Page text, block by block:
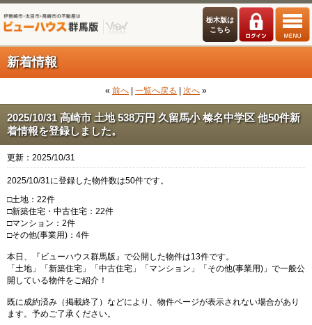
栃木版は
こちら
新着情報
« 前へ 一覧へ戻る 次へ »
2025/10/31 高崎市 土地 538万円 久留馬小 榛名中学区 他50件新
着情報を登録しました。
更新：2025/10/31
2025/10/31に登録した物件数は50件です。
□土地：22件
□新築住宅・中古住宅：22件
□マンション：2件
□その他(事業用)：4件
本日、『ビューハウス群馬版』で公開した物件は13件です。
「土地」「新築住宅」「中古住宅」「マンション」「その他(事業用)」で一般公
開している物件をご紹介！
既に成約済み（掲載終了）などにより、物件ページが表示されない場合があり
ます。予めご了承ください。